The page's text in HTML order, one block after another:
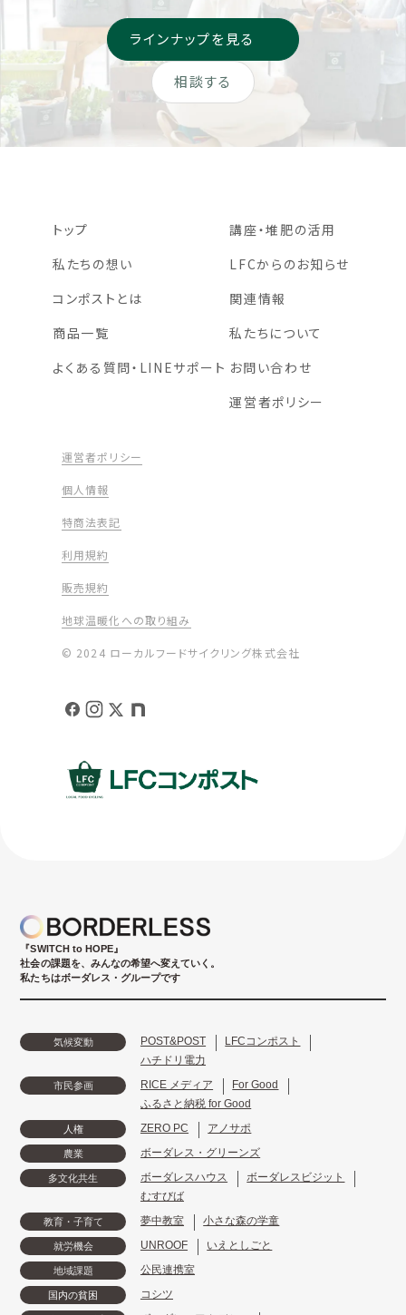
相談する
ラインナップを見る
トップ
私たちの想い
コンポストとは
商品一覧
よくある質問・LINEサポート
講座・堆肥の活用
LFCからのお知らせ
関連情報
私たちについて
お問い合わせ
運営者ポリシー
© 2024 ローカルフードサイクリング株式会社
運営者ポリシー
個人情報
特商法表記
利用規約
販売規約
地球温暖化への取り組み
『SWITCH to HOPE』
社会の課題を、みんなの希望へ変えていく。
私たちはボーダレス・グループです
気候変動 POST&POST
LFCコンポスト
ハチドリ電力
市民参画 RICE メディア
For Good
ふるさと納税 for Good
人権 ZERO PC アノサポ
農業 ボーダレス・グリーンズ
多文化共生 ボーダレスハウス
ボーダレスビジット
むすびば
教育・子育て 夢中教室 小さな森の学童
就労機会 UNROOF いえとしごと
地域課題 公民連携室
国内の貧困 コシツ